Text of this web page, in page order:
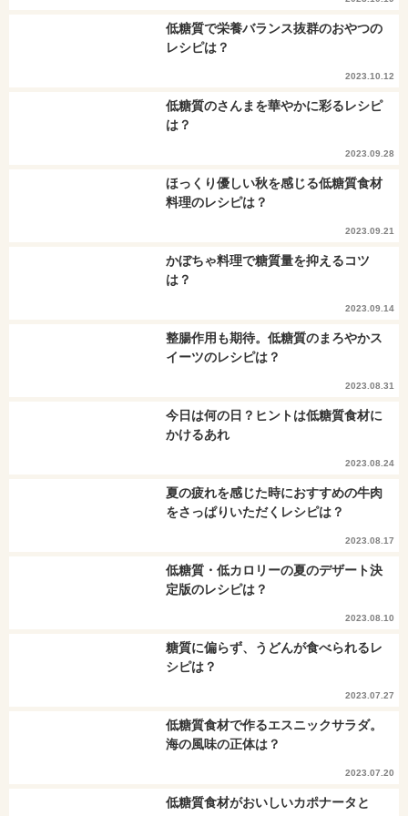
低糖質で栄養バランス抜群のおやつの
レシピは？
2023.10.12
低糖質のさんまを華やかに彩るレシピ
は？
2023.09.28
ほっくり優しい秋を感じる低糖質食材
料理のレシピは？
2023.09.21
かぼちゃ料理で糖質量を抑えるコツ
は？
2023.09.14
整腸作用も期待。低糖質のまろやかス
イーツのレシピは？
2023.08.31
今日は何の日？ヒントは低糖質食材に
かけるあれ
2023.08.24
夏の疲れを感じた時におすすめの牛肉
をさっぱりいただくレシピは？
2023.08.17
低糖質・低カロリーの夏のデザート決
定版のレシピは？
2023.08.10
糖質に偏らず、うどんが食べられるレ
シピは？
2023.07.27
低糖質食材で作るエスニックサラダ。
海の風味の正体は？
2023.07.20
低糖質食材がおいしいカポナータと